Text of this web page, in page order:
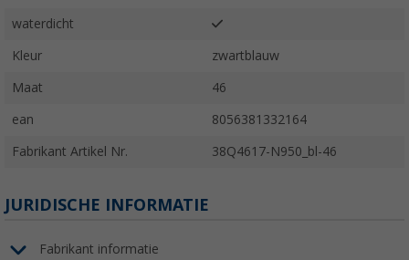
waterdicht
Kleur zwartblauw
Maat 46
ean 8056381332164
Fabrikant Artikel Nr. 38Q4617-N950_bl-46
JURIDISCHE INFORMATIE
Fabrikant informatie